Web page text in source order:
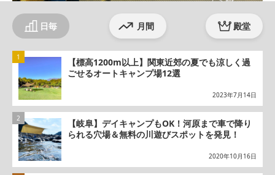
日毎 月間 殿堂
【標高1200m以上】関東近郊の夏でも涼しく過
ごせるオートキャンプ場12選
2023年7月14日
【岐阜】デイキャンプもOK！河原まで車で降り
られる穴場＆無料の川遊びスポットを発見！
2020年10月16日